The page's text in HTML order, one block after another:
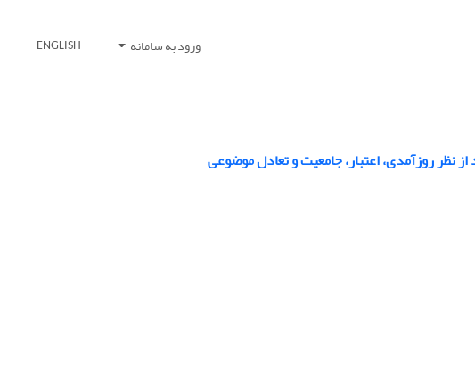
ورود به سامانه ENGLISH
روزآمدی، اعتبار، جامعیت و تعادل موضوعی